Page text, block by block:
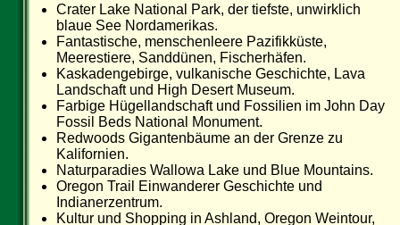
Crater Lake National Park, der tiefste, unwirklich
blaue See Nordamerikas.
Fantastische, menschenleere Pazifikküste,
Meerestiere, Sanddünen, Fischerhäfen.
Kaskadengebirge, vulkanische Geschichte, Lava
Landschaft und High Desert Museum.
Farbige Hügellandschaft und Fossilien im John Day
Fossil Beds National Monument.
Redwoods Gigantenbäume an der Grenze zu
Kalifornien.
Naturparadies Wallowa Lake und Blue Mountains.
Oregon Trail Einwanderer Geschichte und
Indianerzentrum.
Kultur und Shopping in Ashland, Oregon Weintour,